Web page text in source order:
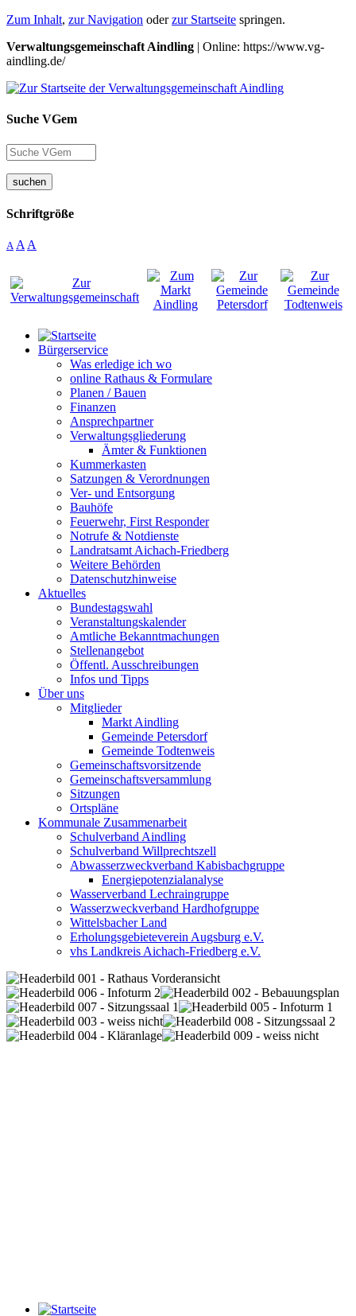
Zum Inhalt, zur Navigation oderzur Startseite springen.
Verwaltungsgemeinschaft Aindling | Online: https://www.vg-
aindling.de/
Suche VGem
suchen
Schriftgröße
A A A
Bürgerservice
Was erledige ich wo
online Rathaus & Formulare
Planen / Bauen
Finanzen
Ansprechpartner
Verwaltungsgliederung
Ämter & Funktionen
Kummerkasten
Satzungen & Verordnungen
Ver- und Entsorgung
Bauhöfe
Feuerwehr, First Responder
Notrufe & Notdienste
Landratsamt Aichach-Friedberg
Weitere Behörden
Datenschutzhinweise
Aktuelles
Bundestagswahl
Veranstaltungskalender
Amtliche Bekanntmachungen
Stellenangebot
Öffentl. Ausschreibungen
Infos und Tipps
Über uns
Mitglieder
Markt Aindling
Gemeinde Petersdorf
Gemeinde Todtenweis
Gemeinschaftsvorsitzende
Gemeinschaftsversammlung
Sitzungen
Ortspläne
Kommunale Zusammenarbeit
Schulverband Aindling
Schulverband Willprechtszell
Abwasserzweckverband Kabisbachgruppe
Energiepotenzialanalyse
Wasserverband Lechraingruppe
Wasserzweckverband Hardhofgruppe
Wittelsbacher Land
Erholungsgebieteverein Augsburg e.V.
vhs Landkreis Aichach-Friedberg e.V.